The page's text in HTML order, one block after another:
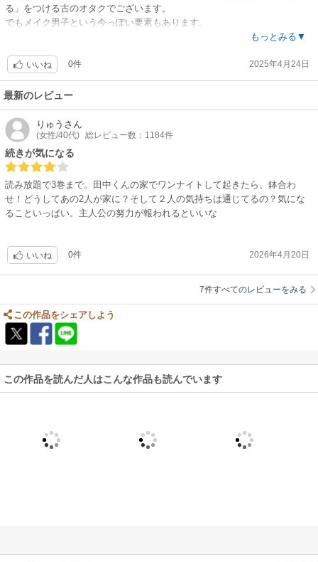
る」をつける古のオタクでございます。
でもメイク男子という今っぽい要素もあります。
攻めはイケメンでかわいいもの好きというのもギャップ萌えでモテそうな
いったい何年なのかわからなくなります。
弟カップルの絡みも意味あったのかな。
などよく考えるとわけわからんのですが、
主役CPのかわいいもの好きというキャラが好きで購入しました。
もっとみる▼
いいね 0件 2025年4月24日
最新のレビュー
りゅう さん
(女性/40代) 総レビュー数：1184件
続きが気になる
読み放題で3巻まで。田中くんの家でワンナイトして起きたら、鉢合わ
せ！どうしてあの2人が家に？そして２人の気持ちは通じてるの？気にな
ることいっぱい。主人公の努力が報われるといいな
いいね 0件 2026年4月20日
7件すべてのレビューをみる
この作品をシェアしよう
この作品を読んだ人はこんな作品も読んでいます